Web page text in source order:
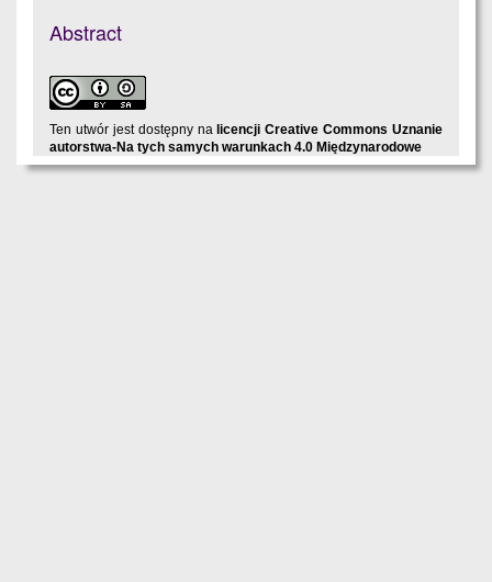
Abstract
Ten utwór jest dostępny na licencji Creative Commons Uznanie
autorstwa-Na tych samych warunkach 4.0 Międzynarodowe